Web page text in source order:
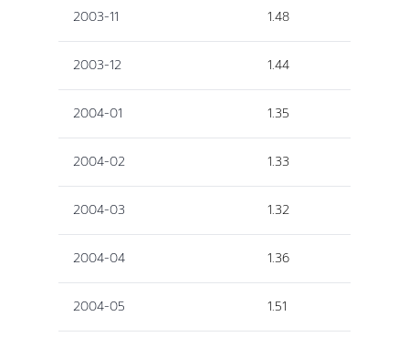
2003-11 1.48
2003-12 1.44
2004-01 1.35
2004-02 1.33
2004-03 1.32
2004-04 1.36
2004-05 1.51